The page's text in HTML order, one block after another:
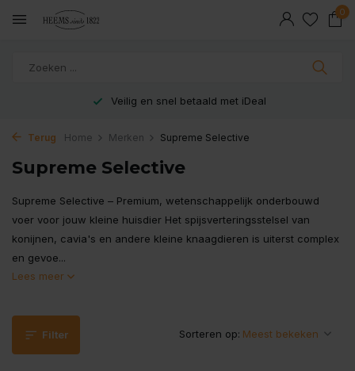
0
Veilig en snel betaald met iDeal
Terug Home Merken Supreme Selective
Supreme Selective
Supreme Selective – Premium, wetenschappelijk onderbouwd
voer voor jouw kleine huisdier Het spijsverteringsstelsel van
konijnen, cavia's en andere kleine knaagdieren is uiterst complex
en gevoe...
Lees meer
Filter Sorteren op: